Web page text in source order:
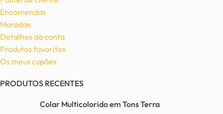
Encomendas
Moradas
Detalhes da conta
Produtos favoritos
Os meus cupões
PRODUTOS RECENTES
Colar Multicolorido em Tons Terra